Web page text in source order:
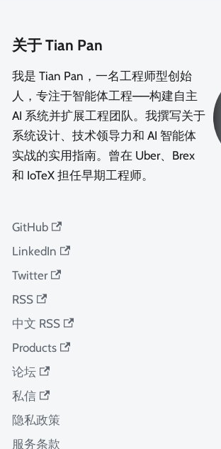
关于 Tian Pan
我是 Tian Pan，一名工程师型创始
人，专注于智能体工程——构建自主
AI 系统并扩展工程团队。我撰写关于
系统设计、技术领导力和 AI 智能体
实战的实用指南。曾在 Uber、Brex
和 IoTeX 担任早期工程师。
GitHub
LinkedIn
Twitter
RSS
中文 RSS
Products
论坛
私信
隐私政策
服务条款